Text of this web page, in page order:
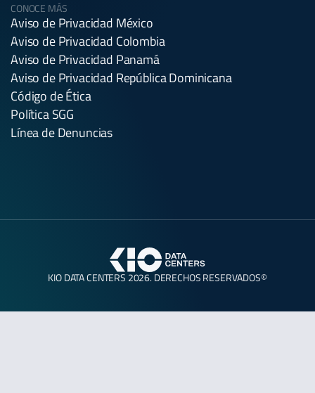
CONOCE MÁS
Aviso de Privacidad México
Aviso de Privacidad Colombia
Aviso de Privacidad Panamá
Aviso de Privacidad República Dominicana
Código de Ética
Política SGG
Línea de Denuncias
KIO DATA CENTERS 2026. DERECHOS RESERVADOS©